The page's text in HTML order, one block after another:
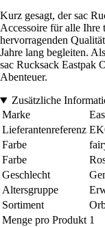
Kurz gesagt, der sac
Accessoire für alle
hervorragenden
Jahre lang begleiten.
sac Rucksack Eastpak
Abenteuer.
Zusätzliche
Marke
Lieferantenreferenz
Farbe
Farbe
Geschlecht
Altersgruppe
Sortiment
Menge pro Produkt 1